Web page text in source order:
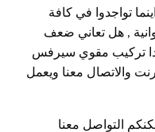
تواجدوا في كافة
, هل تعاني ضعف
تركيب مقوي سيرفس
والاتصال معنا ويعمل
التواصل معنا